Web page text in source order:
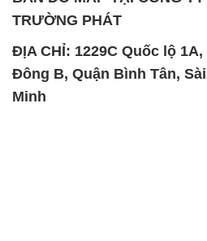
TRƯỜNG PHÁT
ĐỊA CHỈ: 1229C Quốc lộ
Đông B, Quận Bình Tân,
Minh